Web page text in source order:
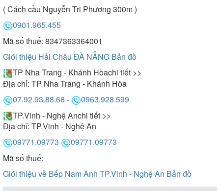
( Cách cầu Nguyễn Tri Phương 300m )
0901.965.455
Mã số thuế: 8347363364001
Giới thiệu Hải Châu ĐÀ NẴNG Bản đồ
TP Nha Trang - Khánh Hòachi tiết >>
Địa chỉ: TP Nha Trang - Khánh Hòa
07.92.93.88.68 -
0963.928.599
TP.Vinh - Nghệ Anchi tiết >>
Địa chỉ: TP.Vinh - Nghệ An
09771.09773
09771.09773
Mã số thuế:
Giới thiệu về Bếp Nam Anh TP.Vinh - Nghệ An Bản đồ